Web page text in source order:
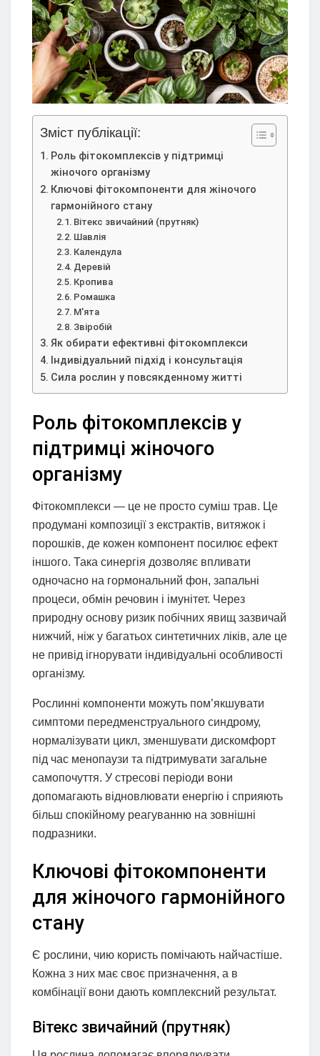
Зміст публікації:
Роль фітокомплексів у підтримці
жіночого організму
Ключові фітокомпоненти для жіночого
гармонійного стану
Вітекс звичайний (прутняк)
Шавлія
Календула
Деревій
Кропива
Ромашка
М'ята
Звіробій
Як обирати ефективні фітокомплекси
Індивідуальний підхід і консультація
Сила рослин у повсякденному житті
Роль фітокомплексів у
підтримці жіночого
організму
Фітокомплекси — це не просто суміш трав. Це
продумані композиції з екстрактів, витяжок і
порошків, де кожен компонент посилює ефект
іншого. Така синергія дозволяє впливати
одночасно на гормональний фон, запальні
процеси, обмін речовин і імунітет. Через
природну основу ризик побічних явищ зазвичай
нижчий, ніж у багатьох синтетичних ліків, але це
не привід ігнорувати індивідуальні особливості
організму.
Рослинні компоненти можуть пом’якшувати
симптоми передменструального синдрому,
нормалізувати цикл, зменшувати дискомфорт
під час менопаузи та підтримувати загальне
самопочуття. У стресові періоди вони
допомагають відновлювати енергію і сприяють
більш спокійному реагуванню на зовнішні
подразники.
Ключові фітокомпоненти
для жіночого гармонійного
стану
Є рослини, чию користь помічають найчастіше.
Кожна з них має своє призначення, а в
комбінації вони дають комплексний результат.
Вітекс звичайний (прутняк)